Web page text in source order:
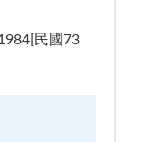
民國73